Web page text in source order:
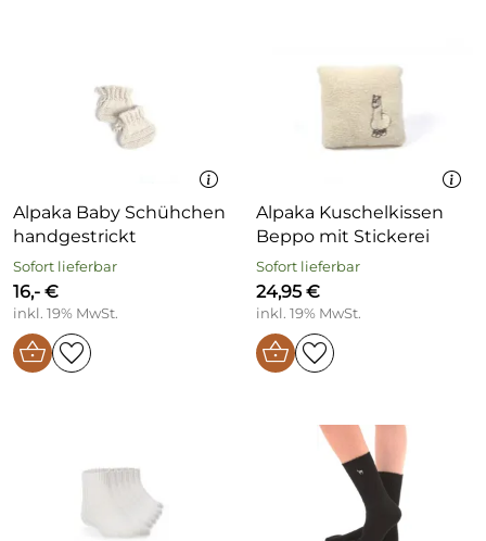
Alpaka Baby Schühchen
handgestrickt
Sofort lieferbar
16,- €
inkl. 19% MwSt.
Alpaka Kuschelkissen
Beppo mit Stickerei
Sofort lieferbar
24,95 €
inkl. 19% MwSt.